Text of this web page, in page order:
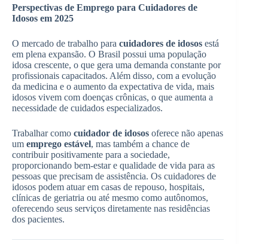
Perspectivas de Emprego para Cuidadores de
Idosos em 2025
O mercado de trabalho para cuidadores de idosos está
em plena expansão. O Brasil possui uma população
idosa crescente, o que gera uma demanda constante por
profissionais capacitados. Além disso, com a evolução
da medicina e o aumento da expectativa de vida, mais
idosos vivem com doenças crônicas, o que aumenta a
necessidade de cuidados especializados.
Trabalhar como cuidador de idosos oferece não apenas
um emprego estável, mas também a chance de
contribuir positivamente para a sociedade,
proporcionando bem-estar e qualidade de vida para as
pessoas que precisam de assistência. Os cuidadores de
idosos podem atuar em casas de repouso, hospitais,
clínicas de geriatria ou até mesmo como autônomos,
oferecendo seus serviços diretamente nas residências
dos pacientes.